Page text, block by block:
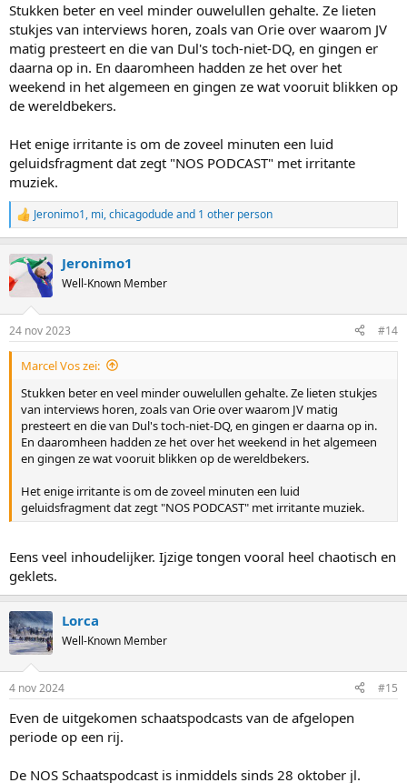
Stukken beter en veel minder ouwelullen gehalte. Ze lieten
stukjes van interviews horen, zoals van Orie over waarom JV
matig presteert en die van Dul's toch-niet-DQ, en gingen er
daarna op in. En daaromheen hadden ze het over het
weekend in het algemeen en gingen ze wat vooruit blikken op
de wereldbekers.
Het enige irritante is om de zoveel minuten een luid
geluidsfragment dat zegt "NOS PODCAST" met irritante
muziek.
R
e
c
t
s
:
Jeronimo1, mi,chicagodudeand 1 other person
Jeronimo1
Well-Known Member
24 nov 2023 #14
Marcel Vos zei:
Stukken beter en veel minder ouwelullen gehalte. Ze lieten stukjes
van interviews horen, zoals van Orie over waarom JV matig
presteert en die van Dul's toch-niet-DQ, en gingen er daarna op in.
En daaromheen hadden ze het over het weekend in het algemeen
en gingen ze wat vooruit blikken op de wereldbekers.
Het enige irritante is om de zoveel minuten een luid
geluidsfragment dat zegt "NOS PODCAST" met irritante muziek.
Eens veel inhoudelijker. Ijzige tongen vooral heel chaotisch en
geklets.
Lorca
Well-Known Member
4 nov 2024 #15
Even de uitgekomen schaatspodcasts van de afgelopen
periode op een rij.
De NOS Schaatspodcast is inmiddels sinds 28 oktober jl.